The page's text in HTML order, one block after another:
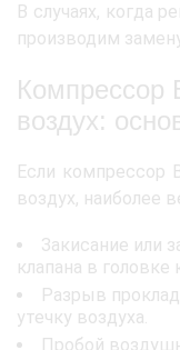
В случаях, когда
производим
Компрессор
воздух:
Если компрессор
воздух, наиболее
Закисание или
клапана в головке
Разрыв
утечку воздуха.
Пробой